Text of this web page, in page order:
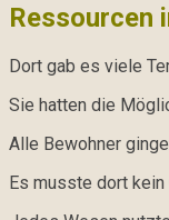
Ressourcen
Dort gab es viele
Sie hatten die
Alle Bewohner
Es musste dort